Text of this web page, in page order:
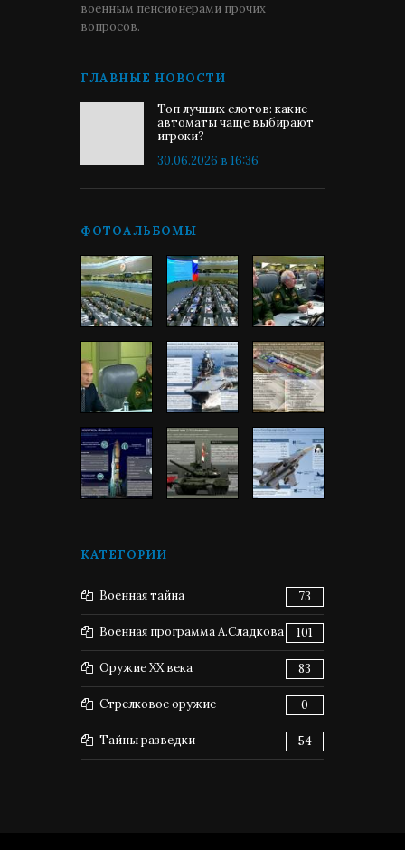
военным пенсионерами прочих
вопросов.
ГЛАВНЫЕ НОВОСТИ
Топ лучших слотов: какие
автоматы чаще выбирают
игроки?
30.06.2026 в 16:36
ФОТОАЛЬБОМЫ
КАТЕГОРИИ
Военная тайна 73
Военная программа А.Сладкова 101
Оружие XX века 83
Стрелковое оружие 0
Тайны разведки 54